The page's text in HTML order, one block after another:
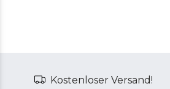
Kostenloser Versand!